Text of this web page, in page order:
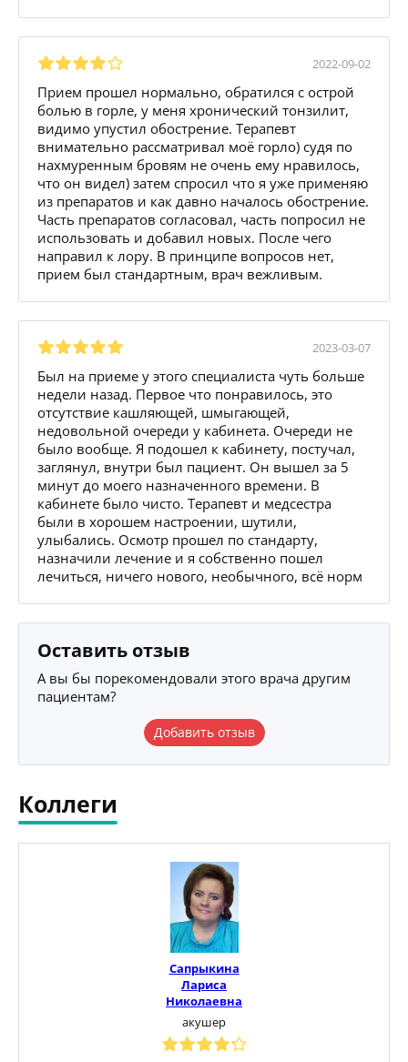
2022-09-02
Прием прошел нормально, обратился с острой
болью в горле, у меня хронический тонзилит,
видимо упустил обострение. Терапевт
внимательно рассматривал моё горло) судя по
нахмуренным бровям не очень ему нравилось,
что он видел) затем спросил что я уже применяю
из препаратов и как давно началось обострение.
Часть препаратов согласовал, часть попросил не
использовать и добавил новых. После чего
направил к лору. В принципе вопросов нет,
прием был стандартным, врач вежливым.
2023-03-07
Был на приеме у этого специалиста чуть больше
недели назад. Первое что понравилось, это
отсутствие кашляющей, шмыгающей,
недовольной очереди у кабинета. Очереди не
было вообще. Я подошел к кабинету, постучал,
заглянул, внутри был пациент. Он вышел за 5
минут до моего назначенного времени. В
кабинете было чисто. Терапевт и медсестра
были в хорошем настроении, шутили,
улыбались. Осмотр прошел по стандарту,
назначили лечение и я собственно пошел
лечиться, ничего нового, необычного, всё норм
Оставить отзыв
А вы бы порекомендовали этого врача другим
пациентам?
Добавить отзыв
Коллеги
Сапрыкина
Лариса
Николаевна
акушер